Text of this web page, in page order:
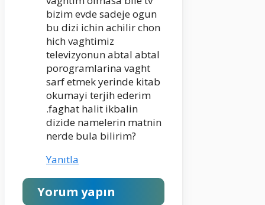
bizim evde sadeje ogun
bu dizi ichin achilir chon
hich vaghtimiz
televizyonun abtal abtal
porogramlarina vaght
sarf etmek yerinde kitab
okumayi terjih ederim
.faghat halit ikbalin
dizide namelerin matnin
nerde bula bilirim?
Yanıtla
Yorum yapın